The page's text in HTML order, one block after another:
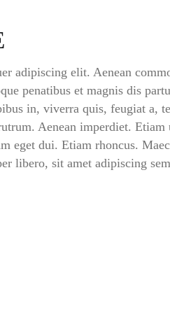
adipiscing elit. Aenean
penatibus et magnis dis
in, viverra quis, feugiat a,
Aenean imperdiet.
eget dui. Etiam rhoncus.
libero, sit amet adipiscing